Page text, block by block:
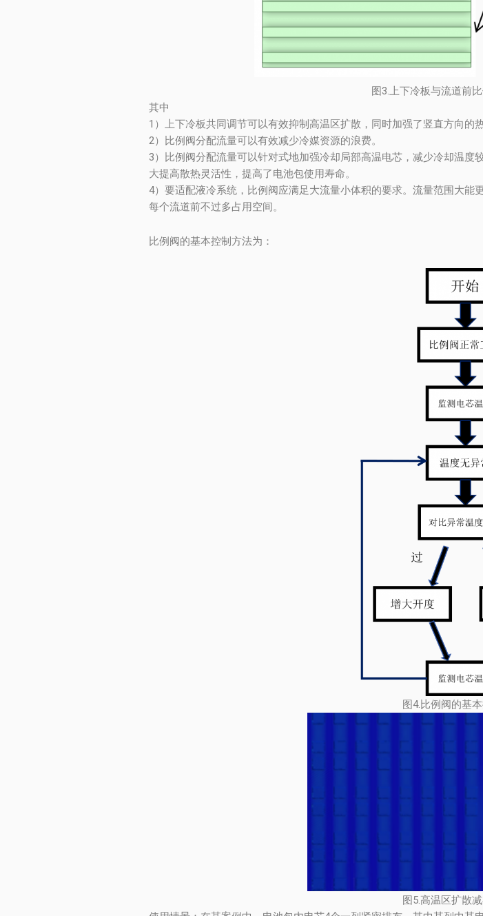
图3.上下冷板与流道前
其中
1）上下冷板共同调节可以有效抑制高温区扩散，同时加强了竖直方向的
2）比例阀分配流量可以有效减少冷媒资源的浪费。
3）比例阀分配流量可以针对式地加强冷却局部高温电芯，减少冷却温
大提高散热灵活性，提高了电池包使用寿命。
4）要适配液冷系统，比例阀应满足大流量小体积的要求。流量范围大
每个流道前不过多占用空间。
比例阀的基本控制方法为：
图4.比例阀的基
图5.高温区扩散